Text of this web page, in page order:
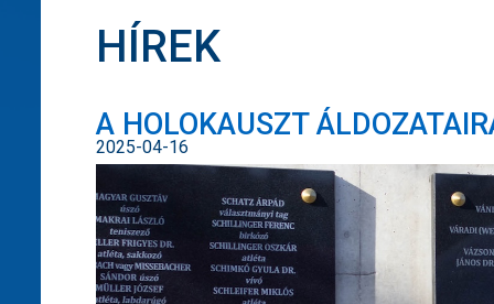
HÍREK
A HOLOKAUSZT
2025-04-16